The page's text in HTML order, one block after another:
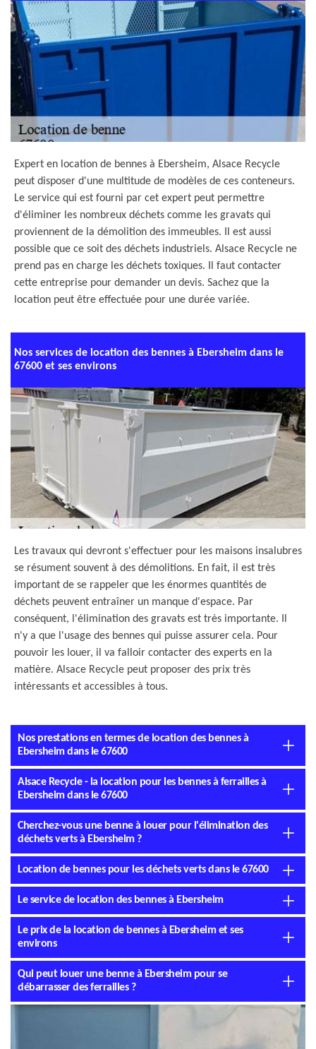
Expert en location de bennes à Ebersheim, Alsace Recycle
peut disposer d'une multitude de modèles de ces conteneurs.
Le service qui est fourni par cet expert peut permettre
d'éliminer les nombreux déchets comme les gravats qui
proviennent de la démolition des immeubles. Il est aussi
possible que ce soit des déchets industriels. Alsace Recycle ne
prend pas en charge les déchets toxiques. Il faut contacter
cette entreprise pour demander un devis. Sachez que la
location peut être effectuée pour une durée variée.
Nos services de location des bennes à Ebersheim dans le
67600 et ses environs
Les travaux qui devront s'effectuer pour les maisons insalubres
se résument souvent à des démolitions. En fait, il est très
important de se rappeler que les énormes quantités de
déchets peuvent entraîner un manque d'espace. Par
conséquent, l'élimination des gravats est très importante. Il
n'y a que l'usage des bennes qui puisse assurer cela. Pour
pouvoir les louer, il va falloir contacter des experts en la
matière. Alsace Recycle peut proposer des prix très
intéressants et accessibles à tous.
Nos prestations en termes de location des bennes à
Ebersheim dans le 67600
Alsace Recycle - la location pour les bennes à ferrailles à
Ebersheim dans le 67600
Cherchez-vous une benne à louer pour l'élimination des
déchets verts à Ebersheim ?
Location de bennes pour les déchets verts dans le 67600
Le service de location des bennes à Ebersheim
Le prix de la location de bennes à Ebersheim et ses
environs
Qui peut louer une benne à Ebersheim pour se
débarrasser des ferrailles ?